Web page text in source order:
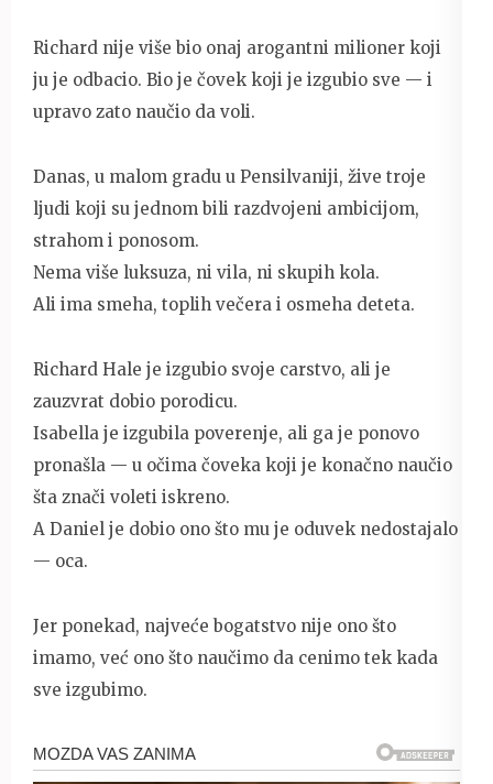
Richard nije više bio onaj arogantni milioner koji
ju je odbacio. Bio je čovek koji je izgubio sve — i
upravo zato naučio da voli.
Danas, u malom gradu u Pensilvaniji, žive troje
ljudi koji su jednom bili razdvojeni ambicijom,
strahom i ponosom.
Nema više luksuza, ni vila, ni skupih kola.
Ali ima smeha, toplih večera i osmeha deteta.
Richard Hale je izgubio svoje carstvo, ali je
zauzvrat dobio porodicu.
Isabella je izgubila poverenje, ali ga je ponovo
pronašla — u očima čoveka koji je konačno naučio
šta znači voleti iskreno.
A Daniel je dobio ono što mu je oduvek nedostajalo
— oca.
Jer ponekad, najveće bogatstvo nije ono što
imamo, već ono što naučimo da cenimo tek kada
sve izgubimo.